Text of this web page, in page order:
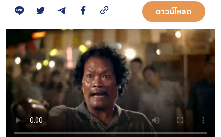
บทความแคมเปญ
สื่อของแคมเปญ
กิจกรรม
ดาวน์โหลด